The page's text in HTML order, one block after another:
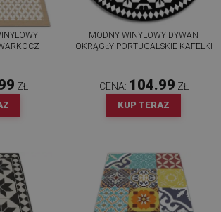
ZŁ
MODNY WINYLOWY DYWAN
OKRĄGŁY PORTUGALSKIE KAFELKI
CENA: 104.99 ZŁ
KUP TERAZ